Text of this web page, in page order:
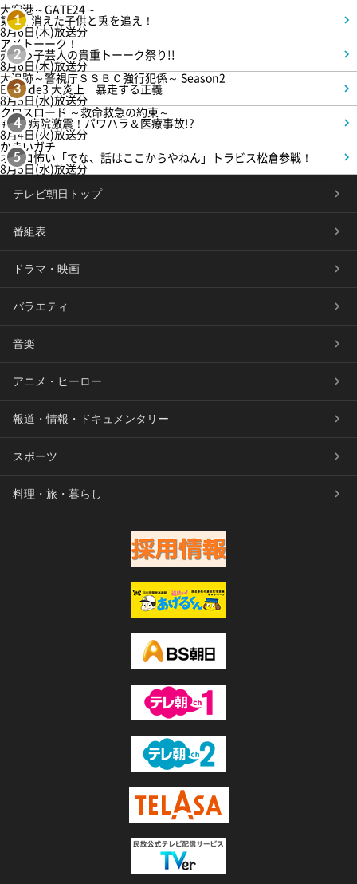
1
大空港～GATE24～
第3話 消えた子供と兎を追え！
8月6日(木)放送分
2
アメトーーク！
売れっ子芸人の貴重トーーク祭り!!
8月6日(木)放送分
3
大追跡～警視庁ＳＳＢＣ強行犯係～ Season2
Episode3 大炎上…暴走する正義
8月5日(水)放送分
4
クロスロード ～救命救急の約束～
＃5 病院激震！パワハラ＆医療事故!?
8月4日(火)放送分
5
かまいガチ
オモロ怖い「でな、話はここからやねん」トラビス松倉参戦！
8月5日(水)放送分
テレビ朝日トップ
番組表
ドラマ・映画
バラエティ
音楽
アニメ・ヒーロー
報道・情報・ドキュメンタリー
スポーツ
料理・旅・暮らし